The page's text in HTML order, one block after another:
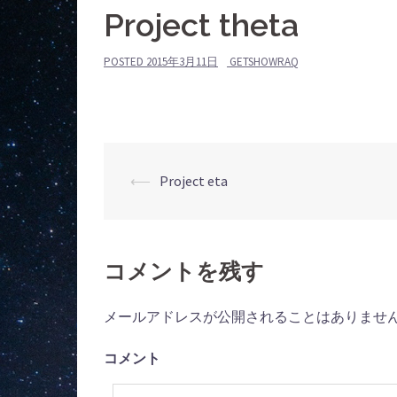
Project theta
POSTED 2015年3月11日 GETSHOWRAQ
投
ナ
ビ
ゲ
⟵ Project eta
コメントを残す
メールアドレスが公開されることはありませ
コメント